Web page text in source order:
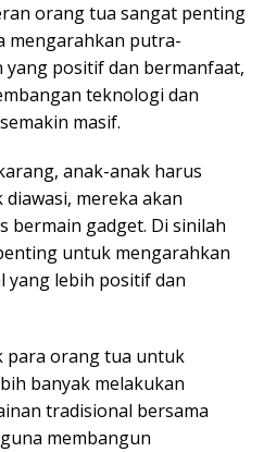
orang tua sangat penting
mengarahkan putra-
positif dan bermanfaat,
teknologi dan
masif.
anak-anak harus
mereka akan
bermain gadget. Di sinilah
untuk mengarahkan
yang lebih positif dan
para orang tua untuk
banyak melakukan
tradisional bersama
membangun